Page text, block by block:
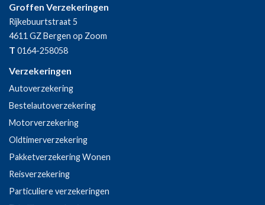
Groffen Verzekeringen
Rijkebuurtstraat 5
4611 GZBergen op Zoom
T 0164-258058
Verzekeringen
Autoverzekering
Bestelautoverzekering
Motorverzekering
Oldtimerverzekering
Pakketverzekering Wonen
Reisverzekering
Particuliere verzekeringen